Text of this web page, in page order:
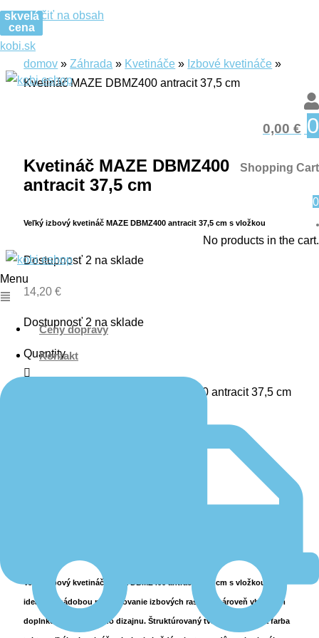
Preskočiť na obsah
kobi.sk
0,00 € 0
Shopping Cart
0
No products in the cart.
Menu
Ceny dopravy
Kontakt
domov »Záhrada » Kvetináče » Izbové kvetináče »
Kvetináč MAZE DBMZ400 antracit 37,5 cm
Kvetináč MAZE DBMZ400
antracit 37,5 cm
Veľký izbový kvetináč MAZE DBMZ400 antracit 37,5 cm s vložkou
Dostupnosť 2 na sklade
14,20€
Dostupnosť 2 na sklade
Quantity
množstvo Kvetináč MAZE DBMZ400 antracit 37,5 cm
Veľký izbový kvetináč MAZE DBMZ400 antracit 37,5 cm s vložkou je
ideálnou nádobou na pestovanie izbových rastlín a zároveň vhodným
doplnkom interiérového dizajnu. Štruktúrovaný tvar a antracitová farba
skvelá
cena
skvelá
cena